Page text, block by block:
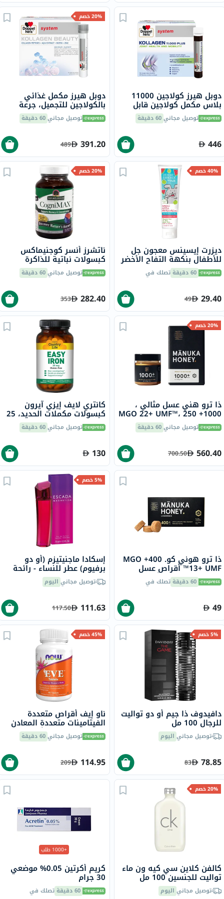
دوبل هيرز كولاجين 11000
بلاس مكمل كولاجين قابل
للشرب لصحة المفاصل، قوارير
جرعة واحدة حزمة من 30 توصيل مجاني60 دقيقة
446
20% خصم
دوبل هيرز مكمل غذائي
بالكولاجين للتجميل، جرعة
واحدة في قارورة قابلة
للشرب، حزمة من 30
توصيل مجاني60 دقيقة
391.20
489
40% خصم
ديزرت إيسينس معجون جل
للأطفال بنكهة التفاح الأخضر
والبطيخ، خالٍ من الفلورايد،
133 جرام 60 دقيقة تصلك في
29.40
49
20% خصم
ناتشرز أنسر كوجنيماكس
كبسولات نباتية للذاكرة
والتركيز حزمة من 60
توصيل مجاني60 دقيقة
282.40
353
20% خصم
ذا ترو هني عسل مثالي ،
1000+ MGO 22+ UMF™، 250
جرام توصيل مجاني60 دقيقة
560.40
700.50
كانتري لايف إيزي آيرون
كبسولات مكملات الحديد، 25
ملجم، لعلاج نقص الحديد،
حزمة من 90توصيل مجاني60 دقيقة
130
ذا ترو هوني كو. 400+ MGO
13+ UMF™ أقراص عسل
مانوكا 2.8 جرام 8 أقراص60 دقيقة تصلك في
49
5% خصم
إسكادا ماجنيتيزم (أو دو
برفيوم) عطر للنساء - رائحة
زهرية فاكهية 75 مل
توصيل مجاني اليوم
111.63
117.50
5% خصم
دافيدوف ذا جيم أو دو تواليت
للرجال 100 مل
توصيل مجاني اليوم
78.85
83
45% خصم
ناو إيف أقراص متعددة
الفيتامينات متعددة المعادن
للصحة العامة للمرأة حزمة من
90 توصيل مجاني60 دقيقة
114.95
209
20% خصم
كالفن كلاين سي كيه ون ماء
تواليت للجنسين 100 مل
توصيل مجاني اليوم
+1000 طلب
كريم أكرتين 0.05% موضعي
30 جرام
60 دقيقة تصلك في